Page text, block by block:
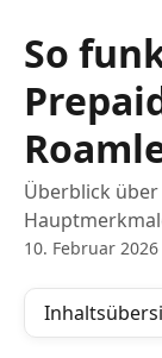
So
Überblick über
10. Februar 2026